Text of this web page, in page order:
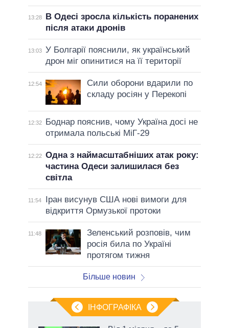
13:28
В Одесі зросла кількість поранених
після атаки дронів
13:03 У Болгарії пояснили, як український
дрон міг опинитися на її території
12:54
Сили оборони вдарили по
складу росіян у Перекопі
12:32
Боднар пояснив, чому Україна досі не
отримала польські МіГ-29
12:22 Одна з наймасштабніших атак року:
частина Одеси залишилася без
світла
11:54
Іран висунув США нові вимоги для
відкриття Ормузької протоки
11:48
Зеленський розповів, чим
росія била по Україні
протягом тижня
Більше новин
ІНФОГРАФІКА